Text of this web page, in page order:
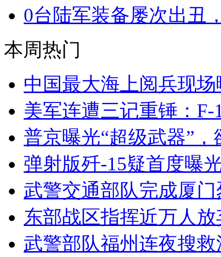
0台陆军装备屡次出丑
本周热门
中国最大海上阅兵现场
美军连遭三记重锤：F-
普京曝光“超级武器”，
弹射版歼-15疑首度曝
武警交通部队完成厦
东部战区指挥近万人
武警部队福州连夜搜